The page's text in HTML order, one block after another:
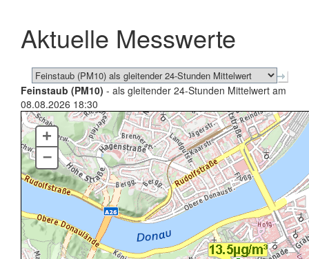
schließen
Aktuelle Messwerte
Feinstaub (PM10) - als gleitender 24-Stunden Mittelwert am
08.08.2026 18:30
+
–